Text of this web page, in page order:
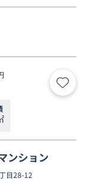
お気
ンション
目28-12